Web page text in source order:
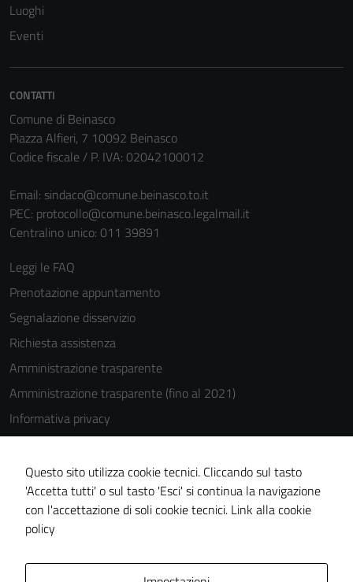
Luoghi
Eventi
CONTATTI
Comune di Beinasco
Piazza Alfieri, 7 10092 Beinasco
Codice fiscale / P. IVA: 02042100012
Email: sindaco@comune.beinasco.to.it
PEC: protocollo@comune.beinasco.legalmail.it
Centralino unico: 011 39891
Leggi le FAQ
Prenotazione appuntamento
Segnalazione disservizio
Richiesta assistenza
Amministrazione trasparente
Amministrazione trasparente (fino al 2021)
Informativa privacy
Cookie Policy
Note legali
Dichiarazione di accessibilità
Piano di miglioramento del sito
Questo sito utilizza cookie tecnici. Cliccando sul tasto
'Accetta tutti' o sul tasto 'Esci' si continua la navigazione
con l'accettazione di soli cookie tecnici. Link alla cookie
policy